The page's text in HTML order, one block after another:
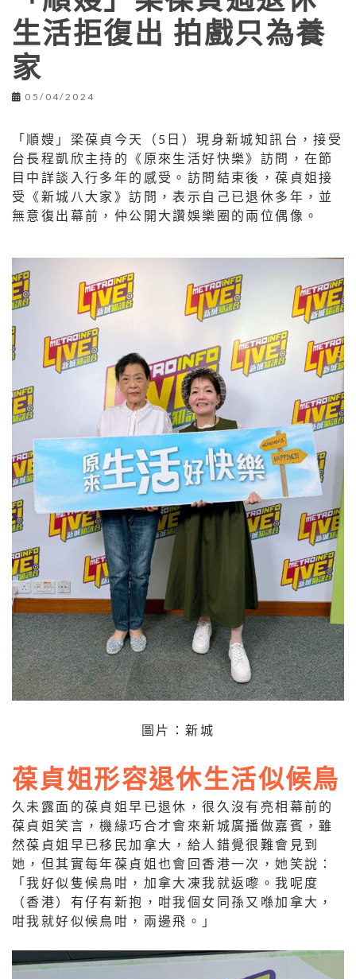
生活拒復出 拍戲只為養
家
05/04/2024
「順嫂」梁葆貞今天（ 5 日 ）現身新城知訊台，接受
台長程凱欣主持的《原來生活好快樂》訪問，在節
目中詳談入行多年的感受。訪問結束後，葆貞姐接
受 《新城八大家》訪問，表示自己已退休多年，並
無意復出幕前，仲公開大讚娛樂圈的兩位偶像。
圖片：新城
葆貞姐形容退休生活似候鳥
久未露面的葆貞姐早已退休，很久沒有亮相幕前的
葆貞姐笑言，機緣巧合才會來新城廣播做嘉賓，雖
然葆貞姐早已移民加拿大，給人錯覺很難會見到
她，但其實每年葆貞姐也會回香港一次，她笑說：
「我好似隻候鳥咁，加拿大凍我就返嚟。我呢度
（香港）有仔有新抱，咁我個女同孫又喺加拿大，
咁我就好似候鳥咁，兩邊飛。」